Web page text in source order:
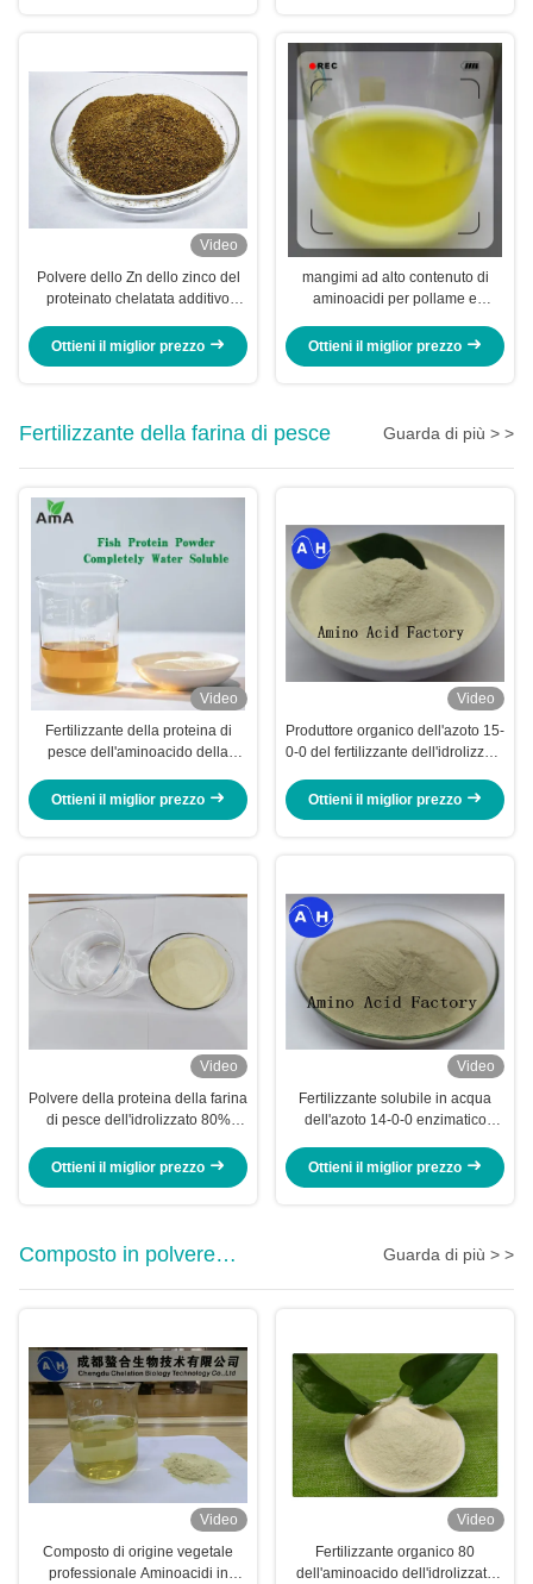
Video
Polvere dello Zn dello zinco del
proteinato chelatata additivo
per il cilindro preriscaldatore
Ottieni il miglior prezzo
mangimi ad alto contenuto di
aminoacidi per pollame e
Ottieni il miglior prezzo
Fertilizzante della farina di pesce Guarda di più > >
Video
Fertilizzante della proteina di
pesce dell'aminoacido della
Ottieni il miglior prezzo
Video
Produttore organico dell'azoto 15-
0-0 del fertilizzante dell'idrolizzato
Ottieni il miglior prezzo
Video
Polvere della proteina della farina
di pesce dell'idrolizzato 80%
merluzzo (15-1-1)
Ottieni il miglior prezzo
Video
Fertilizzante solubile in acqua
dell'azoto 14-0-0 enzimatico
dell'aminoacido della proteina
Ottieni il miglior prezzo
Composto in polvere
dell'amminoacido
Guarda di più > >
Video
Composto di origine vegetale
professionale Aminoacidi in
Video
Fertilizzante organico 80
dell'aminoacido dell'idrolizzato